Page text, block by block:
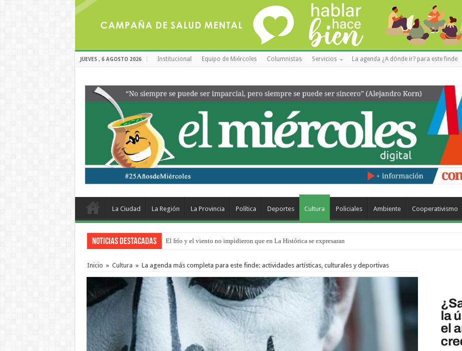
JUEVES , 6 AGOSTO 2026 Institucional Equipo de Miércoles Columnistas Servicios La agenda ¿A dónde ir? para este finde
La Ciudad La Región La Provincia Política Deportes Cultura Policiales Ambiente Cooperativismo
Noticias Destacadas El frío y el viento no impidieron que en La Histórica se expresaran
Inicio » Cultura » La agenda más completa para este finde: actividades artísticas, culturales y deportivas